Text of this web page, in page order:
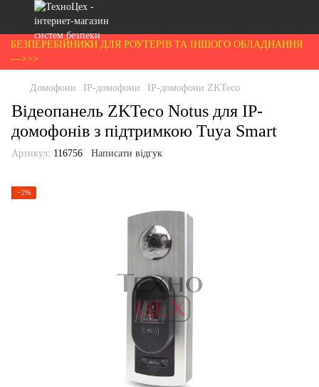
БЕЗПЕРЕБІЙНИКИ ДЛЯ РОУТЕРІВ ТА ІНШОГО ОБЛАДНАННЯ
--->>>
Домофони IP-домофони IP-домофони ZKTeco
Відеопанель ZKTeco Notus для IP-
домофонів з підтримкою Tuya Smart
Артикул: 116756 Написати відгук
−2%